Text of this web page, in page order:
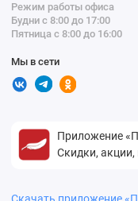
Режим работы офиса
Будни с 8:00 до 17:00
Пятница с 8:00 до 16:00
Мы в сети
Приложение
Скидки,